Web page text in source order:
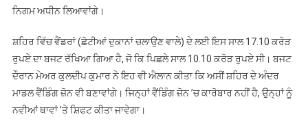
ਨਿਗਮ ਅਧੀਨ ਲਿਆਵਾਂਗੇ।
ਸ਼ਹਿਰ ਵਿੱਚ ਵੈਂਡਰਾਂ (ਛੋਟੀਆਂ ਦੁਕਾਨਾਂ ਚਲਾਉਣ ਵਾਲੇ) ਦੇ ਲਈ ਇਸ ਸਾਲ 17.10 ਕਰੋੜ
ਰੁਪਏ ਦਾ ਬਜਟ ਰੱਖਿਆ ਗਿਆ ਹੈ, ਜੋ ਕਿ ਪਿਛਲੇ ਸਾਲ 10.10 ਕਰੋੜ ਰੁਪਏ ਸੀ। ਬਜਟ
ਦੌਰਾਨ ਮੇਅਰ ਕੁਲਦੀਪ ਕੁਮਾਰ ਨੇ ਇਹ ਵੀ ਐਲਾਨ ਕੀਤਾ ਕਿ ਅਸੀਂ ਸ਼ਹਿਰ ਦੇ ਅੰਦਰ
ਮਾਡਲ ਵੈਂਡਿੰਗ ਜ਼ੋਨ ਵੀ ਬਣਾਵਾਂਗੇ। ਜਿਨ੍ਹਾਂ ਵੈਂਡਿੰਗ ਜ਼ੋਨ ’ਚ ਕਾਰੋਬਾਰ ਨਹੀਂ ਹੈ, ਉਨ੍ਹਾਂ ਨੂੰ
ਨਵੀਆਂ ਥਾਵਾਂ ’ਤੇ ਸ਼ਿਫਟ ਕੀਤਾ ਜਾਵੇਗਾ।